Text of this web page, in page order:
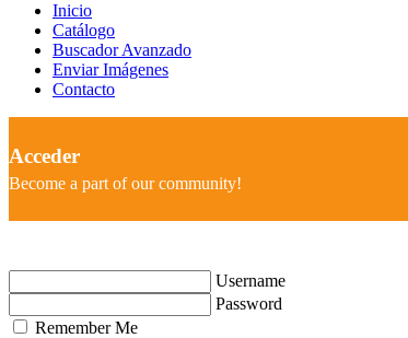
Inicio
Catálogo
Buscador Avanzado
Enviar Imágenes
Contacto
Acceder
Become a part of our community!
Username
Password
Remember Me